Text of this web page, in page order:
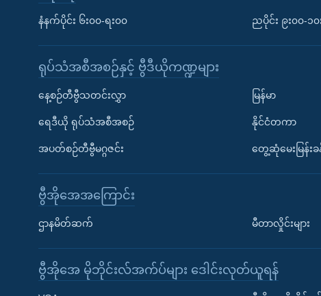
Learning English
နံနက်ပိုင်း ၆း၀၀-ရး၀၀ ညပိုင်း ၉း၀၀-၁၀
ရုပ်သံအစီအစဉ်နှင့် ဗွီဒီယိုကဏ္ဍများ
နေ့စဉ်တီဗွီသတင်းလွှာ
ရေဒီယို ရုပ်သံအစီအစဉ်
အပတ်စဉ်တီဗွီမဂ္ဂဇင်း
မြန်မာ
နိုင်ငံတကာ
တွေ့ဆုံမေးမြန်းခ
ဗွီအိုအေအကြောင်း
ဌာနမိတ်ဆက် မီတာလှိုင်းများ
ဗွီအိုအေ မိုဘိုင်းလ်အက်ပ်များ ဒေါင်းလုတ်ယူရန်